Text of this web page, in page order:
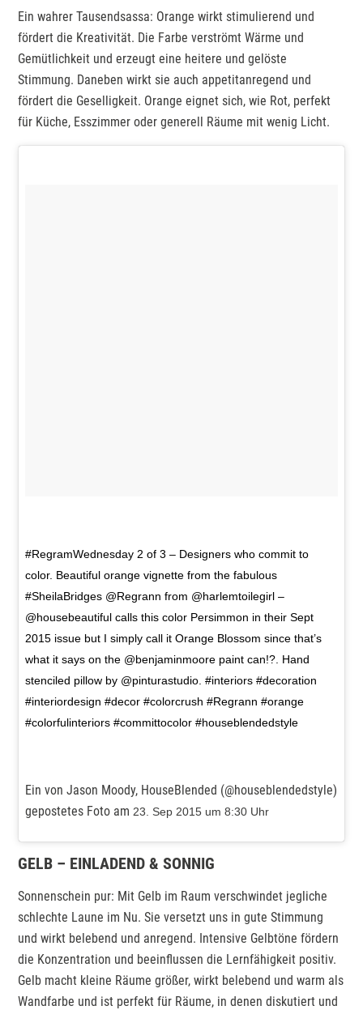
Ein wahrer Tausendsassa: Orange wirkt stimulierend und
fördert die Kreativität. Die Farbe verströmt Wärme und
Gemütlichkeit und erzeugt eine heitere und gelöste
Stimmung. Daneben wirkt sie auch appetitanregend und
fördert die Geselligkeit. Orange eignet sich, wie Rot, perfekt
für Küche, Esszimmer oder generell Räume mit wenig Licht.
#RegramWednesday 2 of 3 – Designers who commit to
color. Beautiful orange vignette from the fabulous
#SheilaBridges @Regrann from @harlemtoilegirl –
@housebeautiful calls this color Persimmon in their Sept
2015 issue but I simply call it Orange Blossom since that’s
what it says on the @benjaminmoore paint can!?. Hand
stenciled pillow by @pinturastudio. #interiors #decoration
#interiordesign #decor #colorcrush #Regrann #orange
#colorfulinteriors #committocolor #houseblendedstyle
Ein von Jason Moody, HouseBlended (@houseblendedstyle)
gepostetes Foto am 23. Sep 2015 um 8:30 Uhr
GELB – EINLADEND & SONNIG
Sonnenschein pur: Mit Gelb im Raum verschwindet jegliche
schlechte Laune im Nu. Sie versetzt uns in gute Stimmung
und wirkt belebend und anregend. Intensive Gelbtöne fördern
die Konzentration und beeinflussen die Lernfähigkeit positiv.
Gelb macht kleine Räume größer, wirkt belebend und warm als
Wandfarbe und ist perfekt für Räume, in denen diskutiert und